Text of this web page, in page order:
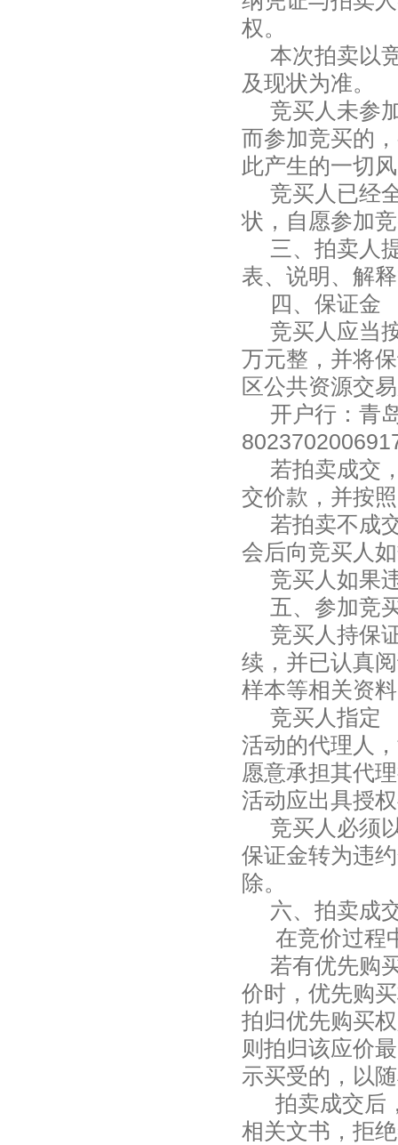
权。
本次拍卖以
及现状为准。
竞买人未参
而参加竞买的
此产生的一切
竞买人已经
状，自愿参加
三、拍卖人
表、说明、解
四、保证金
竞买人应当
万元整，并将
区公共资源
开户行：
若拍卖成交
交价款，并按
若拍卖不成
会后向竞买人
竞买人如果
五、参加竞
竞买人持保
续，并已认真
样本等相关资
竞买人指
活动的代理人
愿意承担其代
活动应出具授
竞买人必须
保证金转为违
除。
六、拍卖成
在竞价过程
若有优先购
价时，优先购
拍归优先购买
则拍归该应价
示买受的，以
拍卖成交后
相关文书，拒